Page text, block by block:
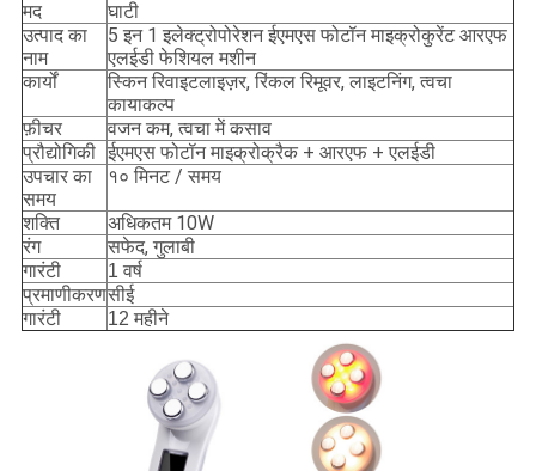
मद
घाटी
उत्पाद का
नाम
5 इन 1 इलेक्ट्रोपोरेशन ईएमएस फोटॉन माइक्रोकुरेंट आरएफ
एलईडी फेशियल मशीन
कार्यों
स्किन रिवाइटलाइज़र, रिंकल रिमूवर, लाइटनिंग, त्वचा
कायाकल्प
फ़ीचर
वजन कम, त्वचा में कसाव
प्रौद्योगिकी ईएमएस फोटॉन माइक्रोक्रैक + आरएफ + एलईडी
उपचार का
समय
१० मिनट / समय
शक्ति
अधिकतम 10W
रंग
सफेद, गुलाबी
गारंटी
1 वर्ष
प्रमाणीकरणसीई
गारंटी
12 महीने